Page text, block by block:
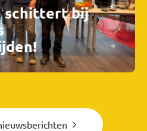
schittert bij